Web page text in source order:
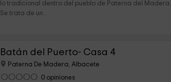
lo tradicional dentro del pueblo de Paterna del Madera.
Se trata de un...
Batán del Puerto- Casa 4
Paterna De Madera, Albacete
0 opiniones